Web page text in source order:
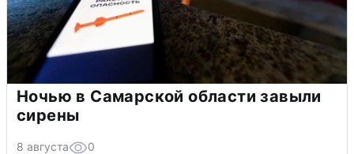
Ночью в Самарской области завыли
сирены
8 августа 0